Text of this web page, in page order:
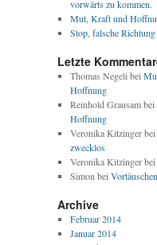
vorwärts zu kommen.
Mut, Kraft und
Stop, falsche Richtung
Letzte
Thomas Negeli bei
Hoffnung
Reinhold Grausam bei
Hoffnung
Veronika Kitzinger bei
zwecklos
Veronika Kitzinger bei
Simon bei
Archive
Februar 2014
Januar 2014